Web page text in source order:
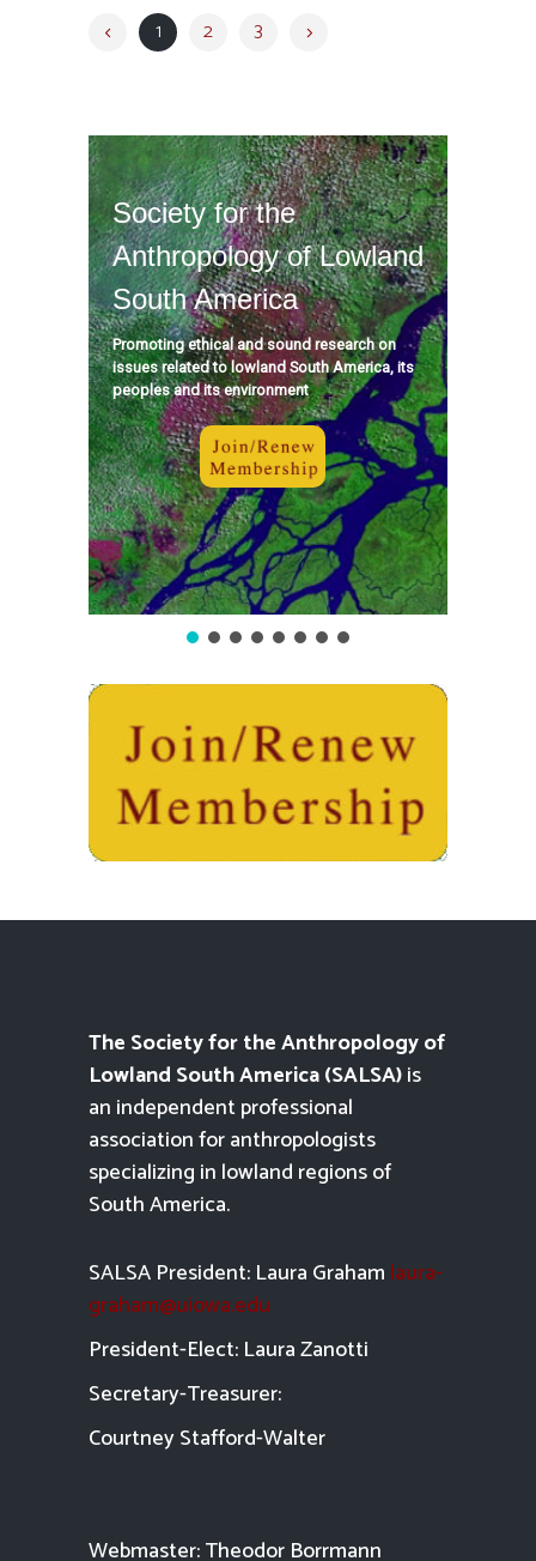
1 2 3
Society for the
Anthropology of Lowland
South America
Promoting ethical and sound research on
issues related to lowland South America, its
peoples and its environment
The Society for the Anthropology of
Lowland South America (SALSA)is
an independent professional
association for anthropologists
specializing in lowland regions of
South America.
SALSA President: Laura Graham laura-
graham@uiowa.edu
President-Elect: Laura Zanotti
Secretary-Treasurer:
Courtney Stafford-Walter
Webmaster: Theodor Borrmann